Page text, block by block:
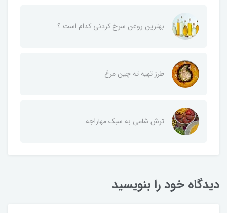
بهترین روغن سرخ کردنی کدام است ؟
طرز تهیه ته چین مرغ
ترش شامی به سبک مهاراجه
دیدگاه خود را بنویسید